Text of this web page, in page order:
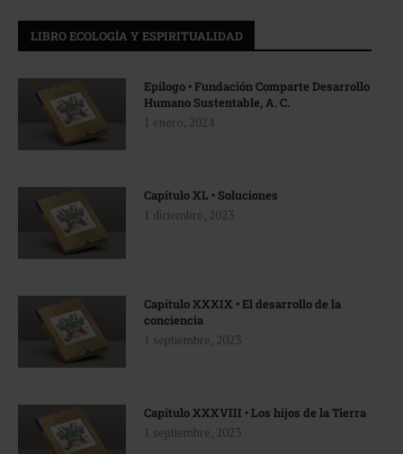
LIBRO ECOLOGÍA Y ESPIRITUALIDAD
Epílogo • Fundación Comparte Desarrollo
Humano Sustentable, A. C.
1 enero, 2024
Capítulo XL • Soluciones
1 diciembre, 2023
Capítulo XXXIX • El desarrollo de la
conciencia
1 septiembre, 2023
Capítulo XXXVIII • Los hijos de la Tierra
1 septiembre, 2023